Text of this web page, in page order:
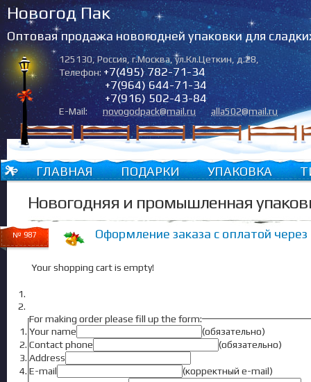
Новогод Пак
Оптовая продажа новогодней упаковки для
125130,Россия,г.Москва,ул.Кл.Цеткин, д.28
Телефон: +7(495) 782-71-34
+7(964) 644-71-34
+7(916) 502-43-84
E-Mail: novogodpack@mail.ru alla502@mail.ru
ГЛАВНАЯ ПОДАРКИ УПАКОВКА
Новогодняя и промышленная
№ 987 Оформление заказа с оплатой через
Your shopping cart is empty!
For making order please fill up the form:
Your name
(обязательно)
Contact phone
(обязательно)
Address
E-mail
(корректный e-mail)